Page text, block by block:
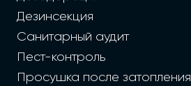
Дезинсекция
Санитарный аудит
Пест-контроль
Просушка после затопления